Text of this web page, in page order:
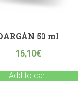
50 ml
16,10€
Add to cart